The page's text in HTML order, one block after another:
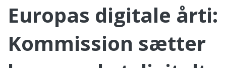
Europas digitale årti:
Kommission sætter